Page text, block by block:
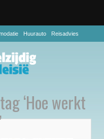
Huurauto Reisadvies
‘Hoe werkt